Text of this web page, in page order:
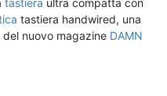
tastiera handwired, una
nuovo magazine DAMN